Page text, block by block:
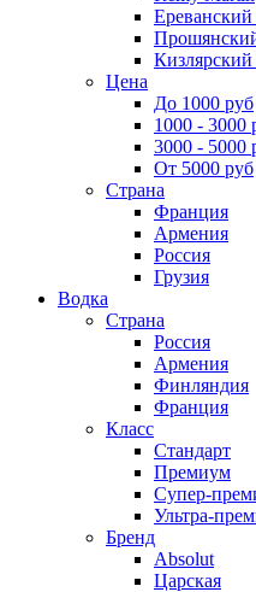
Цена
До 1000 руб
1000 - 3000
3000 - 5000
От 5000 руб
Страна
Франция
Армения
Россия
Грузия
Водка
Страна
Россия
Армения
Финляндия
Франция
Класс
Стандарт
Премиум
Супер-
Ультра-
Бренд
Absolut
Царская